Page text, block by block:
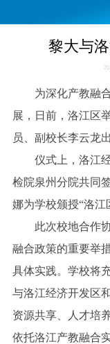
黎大与
为深化产教融
展，日前，洛江区
员、副校长李云龙
仪式上，洛江
检院泉州分院共同
娜为学校颁授“洛江
此次校地合作
融合政策的重要举
具体实践。学校将
与洛江经济开发区
资源共享、人才培
依托洛江产教融合